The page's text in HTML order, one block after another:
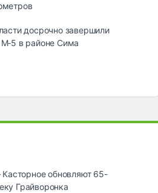
досрочно завершили
в районе Сима
Касторное обновляют 65-
Грайворонка